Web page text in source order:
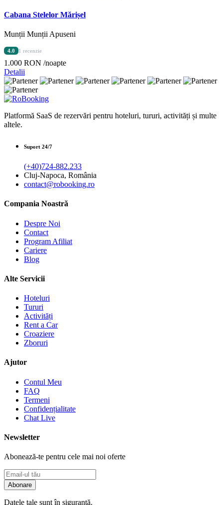
Cabana Stelelor Mărișel
Munții Munții Apuseni
4.0 1 recenzie
1.000 RON /noapte
Detalii
Platformă SaaS de rezervări pentru hoteluri, tururi, activități și multe
altele.
Suport 24/7
(+40)724-882.233
Cluj-Napoca, România
contact@robooking.ro
Compania Noastră
Despre Noi
Contact
Program Afiliat
Cariere
Blog
Alte Servicii
Hoteluri
Tururi
Activități
Rent a Car
Croaziere
Zboruri
Ajutor
Contul Meu
FAQ
Termeni
Confidențialitate
Chat Live
Newsletter
Abonează-te pentru cele mai noi oferte
Abonare
Datele tale sunt în siguranță.